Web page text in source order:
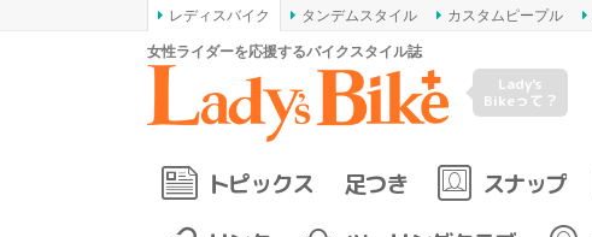
レディスバイク タンデムスタイル カスタムピープル
女性ライダーを応援するバイクスタイル誌
Lady's
Bikeって？
トピックス 足つき スナップ